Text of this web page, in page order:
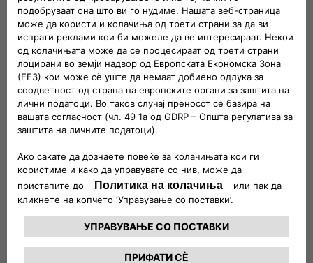
Одговорност
Сопственикот не презема никаква одговорност за
информациите и укажувањата содржани на страниците
на страницата. Поточно, истите не содржат ветување кое
се подразбира или гаранција во врска со составот,
соодветноста за одредени цели на Производите или
непрекршување од самите производи, на закони или
може да се појават на нашата веб-страница. Во таков
случај сопственикот нема влијание врз конфигурацијата,
достапноста, пристапноста и содржината на страниците
поврзани со оваа веб-страницата преку линкови и ништо
не ја гарантира актуелноста, точноста, комплетноста или
кои водат тие линкови.